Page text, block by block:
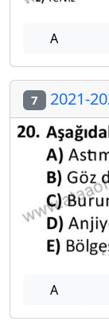
A
7 2021-
A